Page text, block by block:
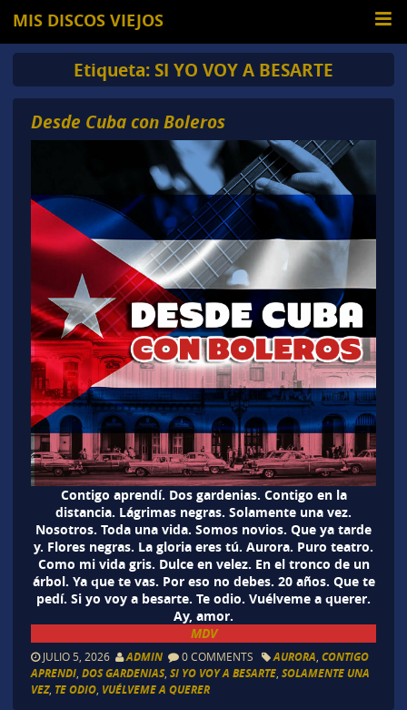
MIS DISCOS VIEJOS
Etiqueta: SI YO VOY A BESARTE
Desde Cuba con Boleros
Contigo aprendí. Dos gardenias. Contigo en la
distancia. Lágrimas negras. Solamente una vez.
Nosotros. Toda una vida. Somos novios. Que ya tarde
y. Flores negras. La gloria eres tú. Aurora. Puro teatro.
Como mi vida gris. Dulce en velez. En el tronco de un
árbol. Ya que te vas. Por eso no debes. 20 años. Que te
pedí. Si yo voy a besarte. Te odio. Vuélveme a querer.
Ay, amor.
MDV
JULIO 5, 2026 ADMIN 0 COMMENTS AURORA, CONTIGO
APRENDI, DOS GARDENIAS, SI YO VOY A BESARTE, SOLAMENTE UNA
VEZ, TE ODIO, VUÉLVEME A QUERER